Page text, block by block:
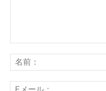
ン
ト：